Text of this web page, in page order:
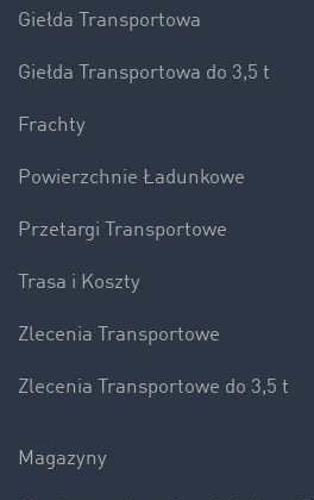
Giełda Transportowa
Giełda Transportowa do 3,5 t
Frachty
Powierzchnie Ładunkowe
Przetargi Transportowe
Trasa i Koszty
Zlecenia Transportowe
Zlecenia Transportowe do 3,5 t
Magazyny